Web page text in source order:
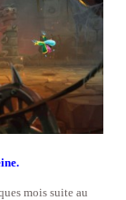
mois suite au